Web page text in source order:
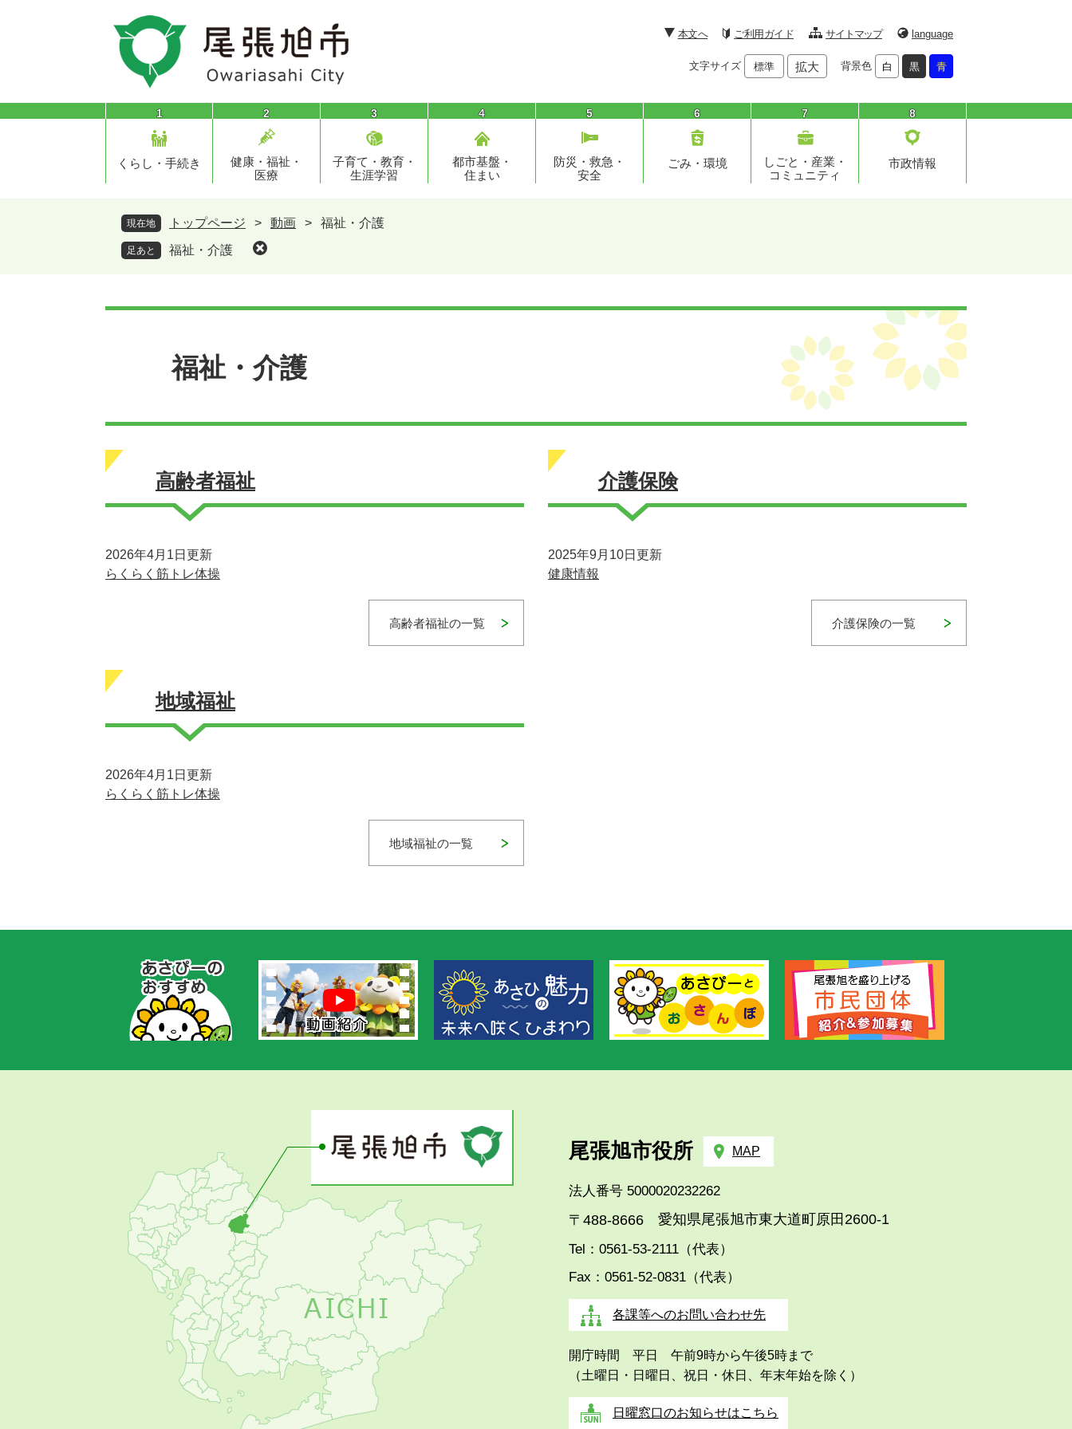
頭
飛
本文へ ご利用ガイド サイトマップ language
文字サイズ 標準 拡大 背景色 白 黒 青
1
くらし・手続き
2
健康・福祉・
医療
3
子育て・教育・
生涯学習
4
都市基盤・
住まい
5
防災・救急・
安全
6
ごみ・環境
7
しごと・産業・
コミュニティ
8
市政情報
現在地 トップページ > 動画 > 福祉・介護
足あと 福祉・介護
福祉・介護
高齢者福祉
2026年4月1日更新
らくらく筋トレ体操
高齢者福祉の一覧
介護保険
2025年9月10日更新
健康情報
介護保険の一覧
地域福祉
2026年4月1日更新
らくらく筋トレ体操
地域福祉の一覧
あ
す
め
尾張旭市役所 MAP
法人番号 5000020232262
〒488-8666 愛知県尾張旭市東大道町原田2600-1
Tel：0561-53-2111（代表）
Fax：0561-52-0831（代表）
各課等へのお問い合わせ先
開庁時間 平日 午前9時から午後5時まで
（土曜日・日曜日、祝日・休日、年末年始を除く）
日曜窓口のお知らせはこちら